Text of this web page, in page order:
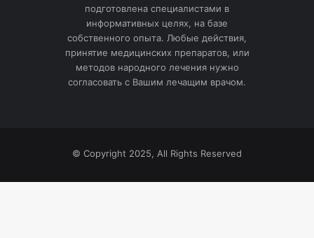
подготовлена специалистами в
информативных целях, на базе
собственного опыта. Любые действия,
принятие медицинских препаратов, или
методов народного лечения нужно
согласовать с Вашим лечащим врачом.
© Copyright 2025, All Rights Reserved